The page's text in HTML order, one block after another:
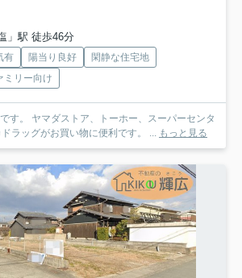
」駅 徒歩46分
有 陽当り良好
閑静な住宅地
ミリー向け
す。 ヤマダストア、トーホー、スーパーセンタ
ラッグがお買い物に便利です。 ... もっと見る